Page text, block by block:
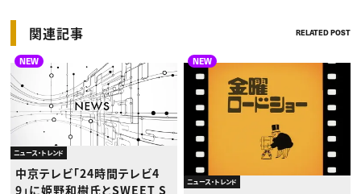
関連記事 RELATED POST
NEW
ニュース・トレンド
中京テレビ「24時間テレビ4
9」に姫野和樹氏とSWEET S
NEW
ニュース・トレンド